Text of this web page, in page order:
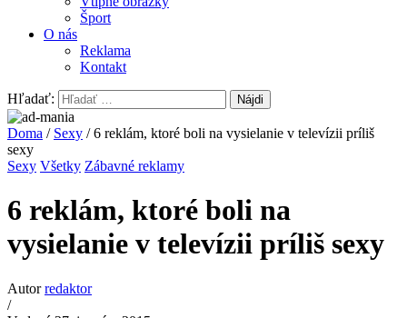
Šport
O nás
Reklama
Kontakt
Hľadať:
Doma / Sexy / 6 reklám, ktoré boli na vysielanie v televízii príliš
sexy
Sexy Všetky Zábavné reklamy
6 reklám, ktoré boli na
vysielanie v televízii príliš sexy
Autorredaktor
/